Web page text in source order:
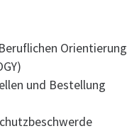
Orientierung
und Bestellung